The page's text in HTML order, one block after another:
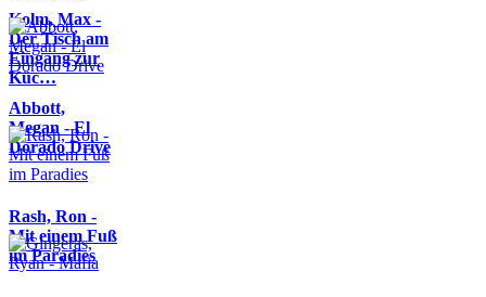
Kolm, Max -
Der Tisch am
Eingang zur
Küc…
Abbott,
Megan - El
Dorado Drive
Rash, Ron -
Mit einem Fuß
im Paradies